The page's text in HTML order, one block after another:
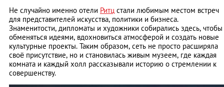
Не случайно именно отели Ритц стали любимым местом встреч
для представителей искусства, политики и бизнеса.
Знаменитости, дипломаты и художники собирались здесь, чтобы
обменяться идеями, вдохновиться атмосферой и создать новые
культурные проекты. Таким образом, сеть не просто расширяла
своё присутствие, но и становилась живым музеем, где каждая
комната и каждый холл рассказывали историю о стремлении к
совершенству.